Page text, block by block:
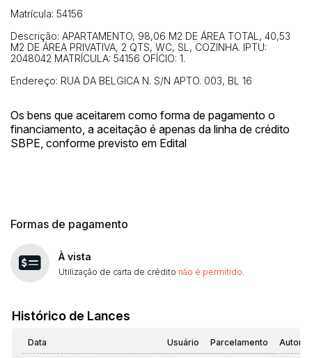
Matrícula: 54156
Descrição: APARTAMENTO, 98,06 M2 DE ÁREA TOTAL, 40,53
M2 DE ÁREA PRIVATIVA, 2 QTS, WC, SL, COZINHA. IPTU:
2048042 MATRÍCULA: 54156 OFÍCIO: 1.
Endereço: RUA DA BELGICA N. S/N APTO. 003, BL 16
Os bens que aceitarem como forma de pagamento o
financiamento, a aceitação é apenas da linha de crédito
SBPE, conforme previsto em Edital
Formas de pagamento
À vista
Utilização de carta de crédito não é permitido
Histórico de Lances
Data Usuário Parcelamento